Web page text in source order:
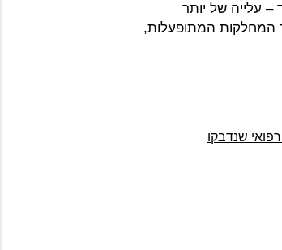
האחיות ששהו בבידוד עמד על 124 בלבד – עלייה של יותר
המחלקות המתופעלות,
שנדבקו